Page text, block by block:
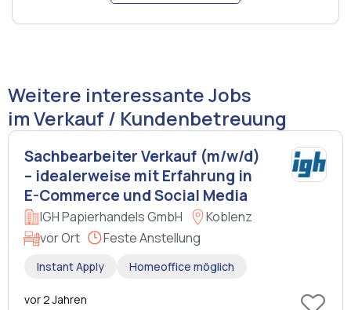
Weitere interessante Jobs
im Verkauf / Kundenbetreuung
Sachbearbeiter Verkauf (m/w/d)
– idealerweise mit Erfahrung in
E-Commerce und Social Media
IGH Papierhandels GmbH
Koblenz
vor Ort
Feste Anstellung
Instant Apply Homeoffice möglich
vor 2 Jahren